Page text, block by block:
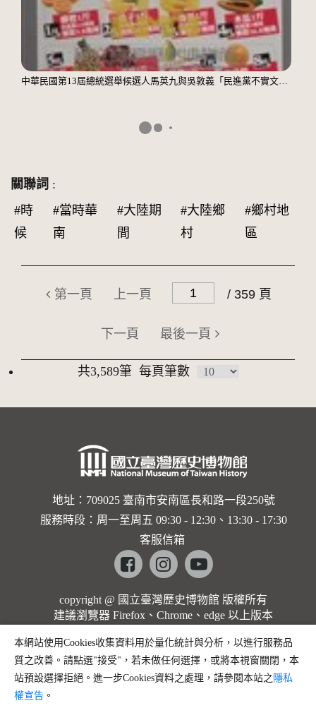
中華民國第13屆總統選舉候選人馬英九與吳敦義「民進黨不實文宣」競選文宣
關聯詞 :
#時
候
#當時華
南
#大陸期
間
#大陸鄉
村
#鄉村地
區
第一頁 上一頁 / 359 頁
下一頁 最後一頁
共3,589筆 每頁筆數
地址：709025 臺南市安南區長和路一段250號
服務時段：周一至周五 09:30 - 12:30、13:30 - 17:30
客服信箱
Facebookinstagramyoutube
copyright @ 國立臺灣歷史博物館 版權所有
建議瀏覽器 Firefox、Chrome、edge 以上版本
本網站使用Cookies收集資料用於量化統計與分析，以進行服務品
質之改善。請點選"接受"，若未做任何選擇，或將本視窗關閉，本
站預設選擇拒絕。進一步Cookies資料之處理，請參閱本站之 隱私
權宣告 。